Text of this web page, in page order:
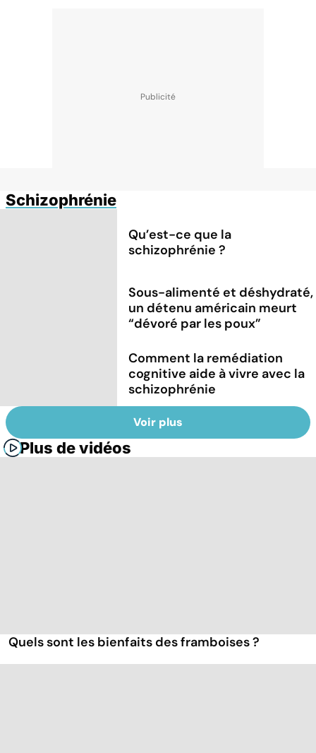
Schizophrénie
Qu’est-ce que la
schizophrénie ?
Sous-alimenté et déshydraté,
un détenu américain meurt
“dévoré par les poux”
Comment la remédiation
cognitive aide à vivre avec la
schizophrénie
Voir plus
Plus de vidéos
Quels sont les bienfaits des framboises ?